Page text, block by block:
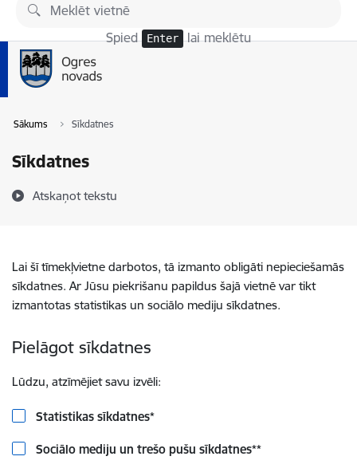
Pāriet uz lapas saturu
Spied Enter lai meklētu
Sākums Sīkdatnes
Sīkdatnes
Atskaņot tekstu
Lai šī tīmekļvietne darbotos, tā izmanto obligāti nepieciešamās
sīkdatnes. Ar Jūsu piekrišanu papildus šajā vietnē var tikt
izmantotas statistikas un sociālo mediju sīkdatnes.
Pielāgot sīkdatnes
Lūdzu, atzīmējiet savu izvēli:
Statistikas sīkdatnes*
Sociālo mediju un trešo pušu sīkdatnes**